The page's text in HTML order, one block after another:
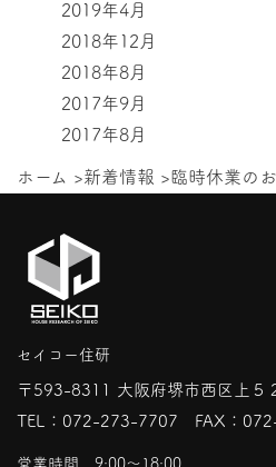
2019年4月
2018年12月
2018年8月
2017年9月
2017年8月
ホーム >新着情報 >臨時休業の
セイコー住研
〒593-8311 大阪府堺市西区上５
TEL： 072-273-7707 FAX：
営業時間 9:00〜18:00